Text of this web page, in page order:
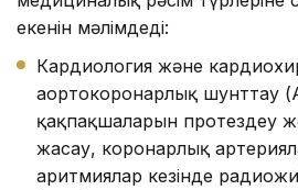
екенін мәлімдеді:
Кардиология және
аортокоронарлық шунттау
қақпақшаларын протездеу
жасау, коронарлық
аритмиялар кезінде